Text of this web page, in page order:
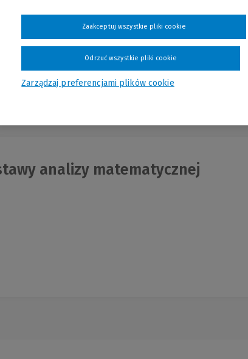
analizy matematycznej
Zarządzaj preferencjami plików cookie
Odrzuć wszystkie pliki cookie
Zaakceptuj wszystkie pliki cookie